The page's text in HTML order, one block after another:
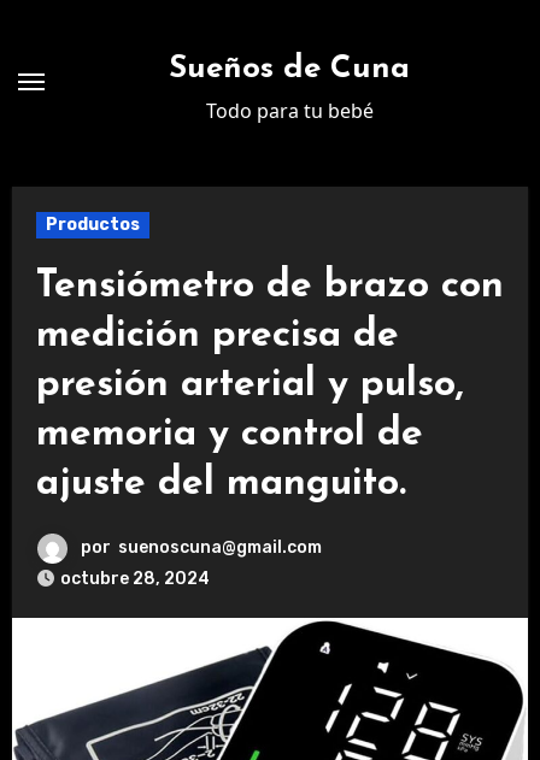
contenido
Sueños de Cuna
Todo para tu bebé
Productos
Tensiómetro de brazo con
medición precisa de
presión arterial y pulso,
memoria y control de
ajuste del manguito.
por suenoscuna@gmail.com
octubre 28, 2024